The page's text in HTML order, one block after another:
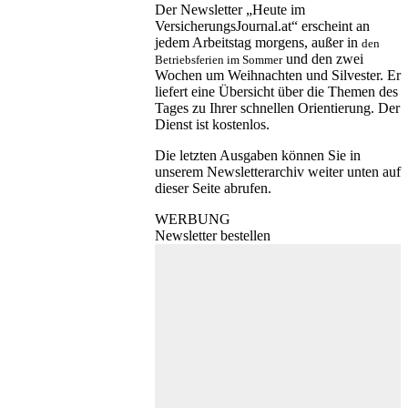
Der Newsletter „Heute im
VersicherungsJournal.at“ erscheint an
jedem Arbeitstag morgens, außer in den
Betriebsferien im Sommerund den zwei
Wochen um Weihnachten und Silvester. Er
liefert eine Übersicht über die Themen des
Tages zu Ihrer schnellen Orientierung. Der
Dienst ist kostenlos.
Die letzten Ausgaben können Sie in
unserem Newsletterarchiv weiter unten auf
dieser Seite abrufen.
WERBUNG
Newsletter bestellen